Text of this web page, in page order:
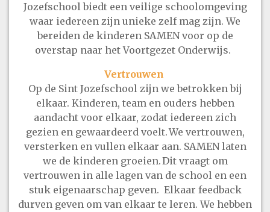
Jozefschool biedt een veilige schoolomgeving
waar iedereen zijn unieke zelf mag zijn. We
bereiden de kinderen SAMEN voor op de
overstap naar het Voortgezet Onderwijs.
Vertrouwen
Op de Sint Jozefschool zijn we betrokken bij
elkaar. Kinderen, team en ouders hebben
aandacht voor elkaar, zodat iedereen zich
gezien en gewaardeerd voelt. We vertrouwen,
versterken en vullen elkaar aan. SAMEN laten
we de kinderen groeien. Dit vraagt om
vertrouwen in alle lagen van de school en een
stuk eigenaarschap geven. Elkaar feedback
durven geven om van elkaar te leren. We hebben